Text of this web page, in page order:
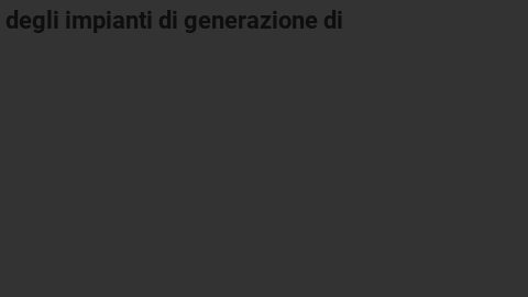
impianti di generazione di